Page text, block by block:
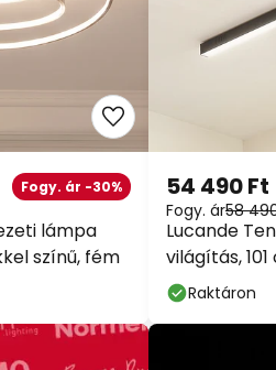
lámpa
színű, fém
Fogy. ár -30%
Lucande
világítás,
alumínium
54 490 Ft
Fogy. ár58
Raktáron